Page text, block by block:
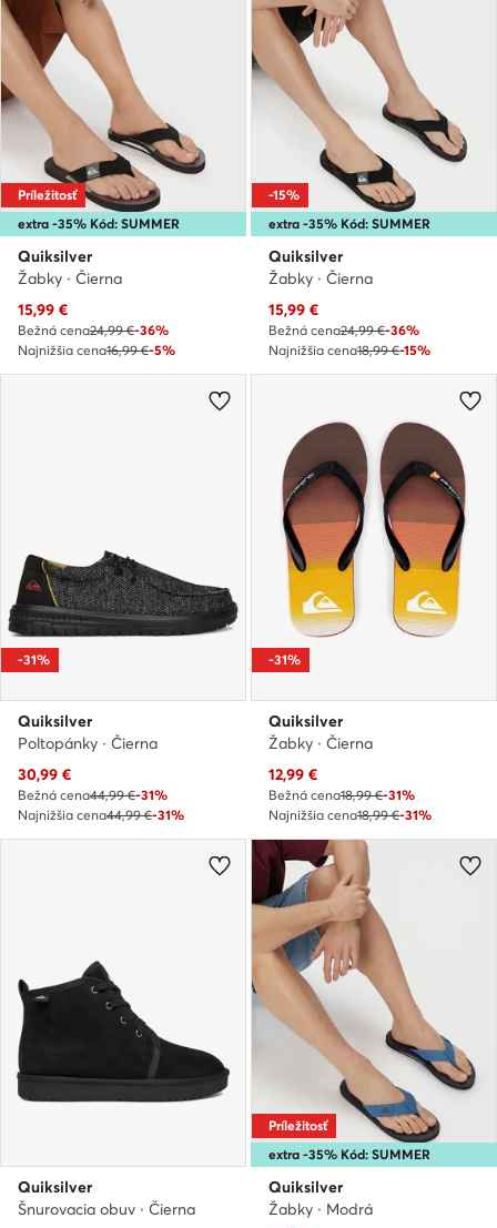
extra -35% Kód: SUMMER
Príležitosť
Quiksilver
Žabky · Čierna
Aktuálna cena
15,99 €
Bežná cena24,99 €-36%
Najnižšia cena16,99 €-5%
extra -35% Kód: SUMMER
-15%
Quiksilver
Žabky · Čierna
Aktuálna cena
15,99 €
Bežná cena24,99 €-36%
Najnižšia cena18,99 €-15%
-31%
Quiksilver
Poltopánky · Čierna
Aktuálna cena
30,99 €
Bežná cena44,99 €-31%
Najnižšia cena44,99 €-31%
-31%
Quiksilver
Žabky · Čierna
Aktuálna cena
12,99 €
Bežná cena18,99 €-31%
Najnižšia cena18,99 €-31%
Quiksilver
Šnurovacia obuv · Čierna
extra -35% Kód: SUMMER
Príležitosť
Quiksilver
Žabky · Modrá